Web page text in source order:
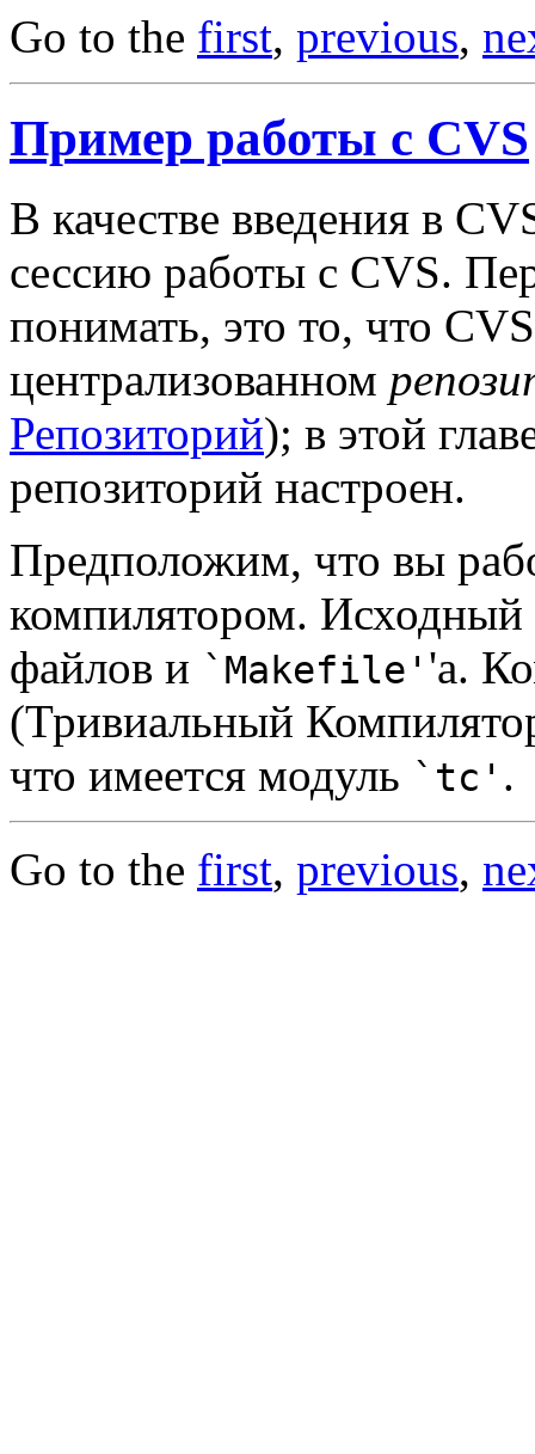
Go to the first, previous,
Пример работы с CVS
В качестве введения в
сессию работы с CVS.
понимать, это то, что
централизованном
Репозиторий); в этой
репозиторий настроен.
Предположим, что вы
компилятором. Исходный
файлов и `Makefile' 'а.
(Тривиальный
что имеется модуль `tc' .
Go to the first, previous,